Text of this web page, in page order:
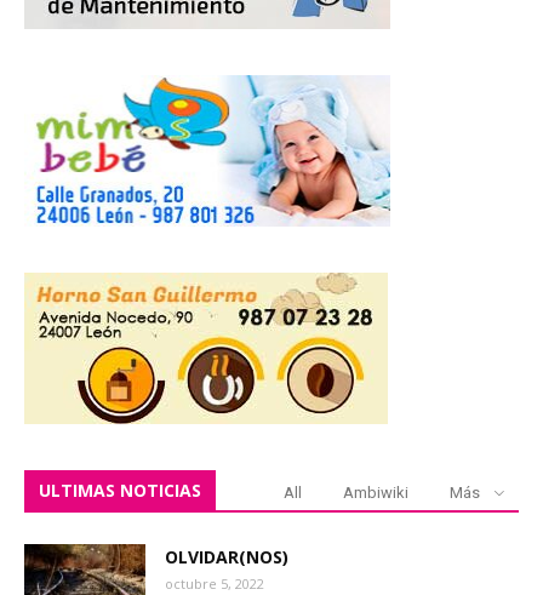
ULTIMAS NOTICIAS All Ambiwiki Más
OLVIDAR(NOS)
octubre 5, 2022